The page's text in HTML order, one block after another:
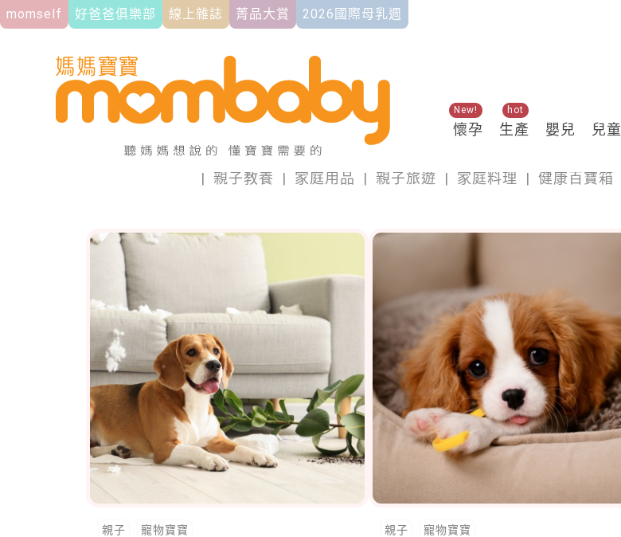
momself 好爸爸俱樂部 線上雜誌 菁品大賞 2026國際母乳週
懷孕
New!
生產
hot
嬰兒 兒童
親子
| 親子教養 | 家庭用品 | 親子旅遊 | 家庭料理 | 健康百寶箱
親子 寵物寶寶 親子 寵物寶寶